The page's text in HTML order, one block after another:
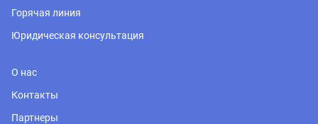
Горячая линия
Юридическая консультация
О нас
Контакты
Партнеры